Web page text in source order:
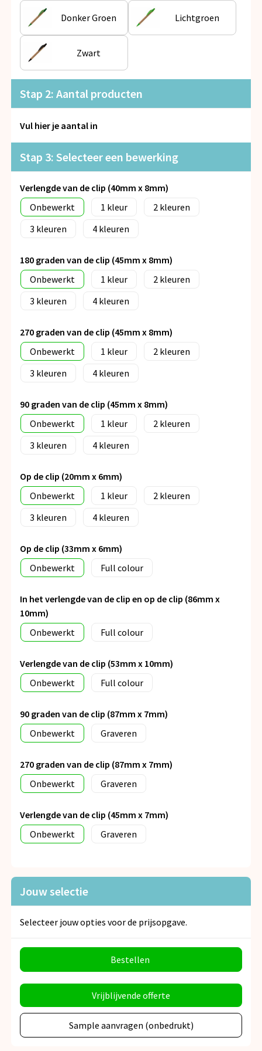
Snoepgoed
Spellen voor binnen en buiten
Veiligheid, Auto en Fiets
Vrije tijd en Strand
Anti-stress
Donker Groen Lichtgroen
Zwart
Stap 2: Aantal producten
Vul hier je aantal in
Stap 3: Selecteer een bewerking
Verlengde van de clip (40mm x 8mm)
Onbewerkt
1
2
3
4
180 graden van de clip (45mm x 8mm)
Onbewerkt
1
2
3
4
270 graden van de clip (45mm x 8mm)
Onbewerkt
1
2
3
4
90 graden van de clip (45mm x 8mm)
Onbewerkt
1
2
3
4
Op de clip (20mm x 6mm)
Onbewerkt
1
2
3
4
Op de clip (33mm x 6mm)
Onbewerkt
Full colour
In het verlengde van de clip en op de clip (86mm x
10mm)
Onbewerkt
Full colour
Verlengde van de clip (53mm x 10mm)
Onbewerkt
Full colour
90 graden van de clip (87mm x 7mm)
Onbewerkt
Graveren
270 graden van de clip (87mm x 7mm)
Onbewerkt
Graveren
Verlengde van de clip (45mm x 7mm)
Onbewerkt
Graveren
Jouw selectie
Selecteer jouw opties voor de prijsopgave.
Bestellen
Vrijblijvende offerte
Sample aanvragen (onbedrukt)